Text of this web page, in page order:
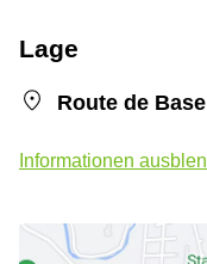
Lage
Route de
Informationen